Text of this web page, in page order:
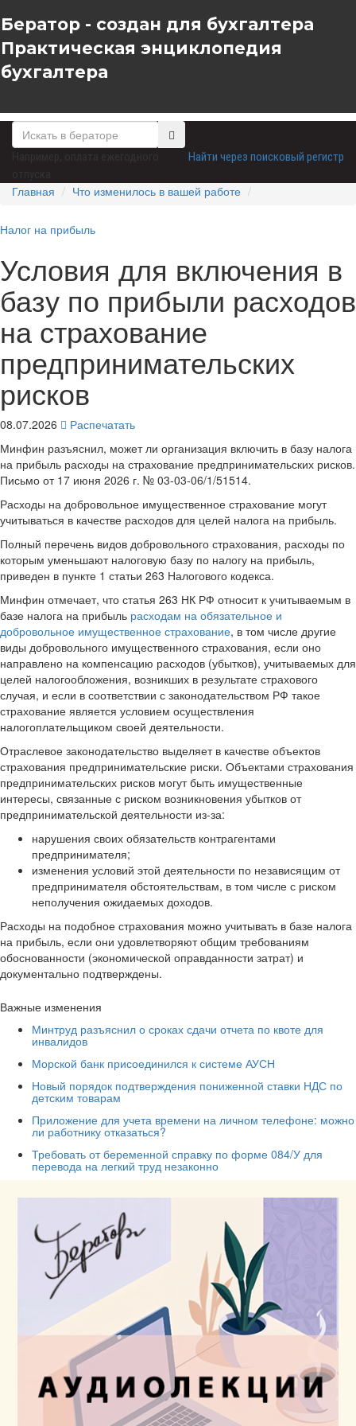
Бератор - создан для бухгалтера
Практическая энциклопедия
бухгалтера
Найти через поисковый регистр
Главная Что изменилось в вашей работе
Налог на прибыль
Условия для включения в
базу по прибыли расходов
на страхование
предпринимательских
рисков
08.07.2026
Распечатать
Минфин разъяснил, может ли организация включить в базу налога
на прибыль расходы на страхование предпринимательских рисков.
Письмо от 17 июня 2026 г. № 03-03-06/1/51514.
Расходы на добровольное имущественное страхование могут
учитываться в качестве расходов для целей налога на прибыль.
Полный перечень видов добровольного страхования, расходы по
которым уменьшают налоговую базу по налогу на прибыль,
приведен в пункте 1 статьи 263 Налогового кодекса.
Минфин отмечает, что статья 263 НК РФ относит к учитываемым в
базе налога на прибыль расходам на обязательное и
добровольное имущественное страхование, в том числе другие
виды добровольного имущественного страхования, если оно
направлено на компенсацию расходов (убытков), учитываемых для
целей налогообложения, возникших в результате страхового
случая, и если в соответствии с законодательством РФ такое
страхование является условием осуществления
налогоплательщиком своей деятельности.
Отраслевое законодательство выделяет в качестве объектов
страхования предпринимательские риски. Объектами страхования
предпринимательских рисков могут быть имущественные
интересы, связанные с риском возникновения убытков от
предпринимательской деятельности из-за:
нарушения своих обязательств контрагентами
предпринимателя;
изменения условий этой деятельности по независящим от
предпринимателя обстоятельствам, в том числе с риском
неполучения ожидаемых доходов.
Расходы на подобное страхования можно учитывать в базе налога
на прибыль, если они удовлетворяют общим требованиям
обоснованности (экономической оправданности затрат) и
документально подтверждены.
Важные изменения
Минтруд разъяснил о сроках сдачи отчета по квоте для
инвалидов
Морской банк присоединился к системе АУСН
Новый порядок подтверждения пониженной ставки НДС по
детским товарам
Приложение для учета времени на личном телефоне: можно
ли работнику отказаться?
Требовать от беременной справку по форме 084/У для
перевода на легкий труд незаконно